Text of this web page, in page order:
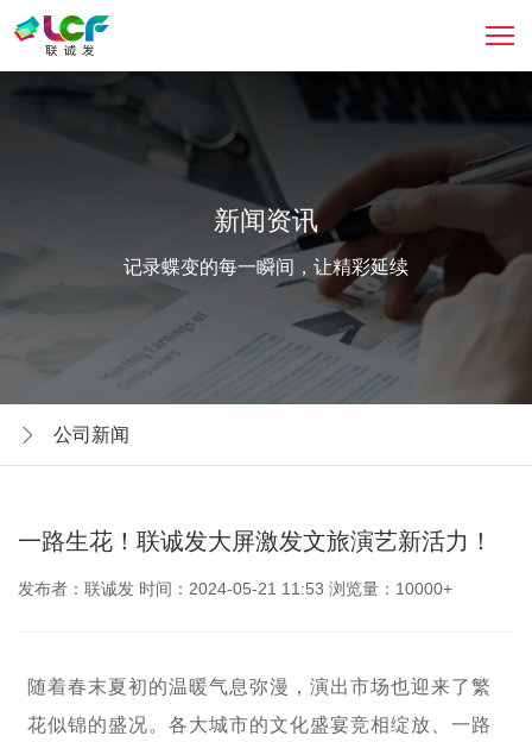
新闻资讯
记录蝶变的每一瞬间，让精彩延续
公司新闻
一路生花！联诚发大屏激发文旅演艺新活力！
发布者：联诚发 时间：2024-05-21 11:53 浏览量：10000+
随着春末夏初的温暖气息弥漫，演出市场也迎来了繁
花似锦的盛况。各大城市的文化盛宴竞相绽放、一路